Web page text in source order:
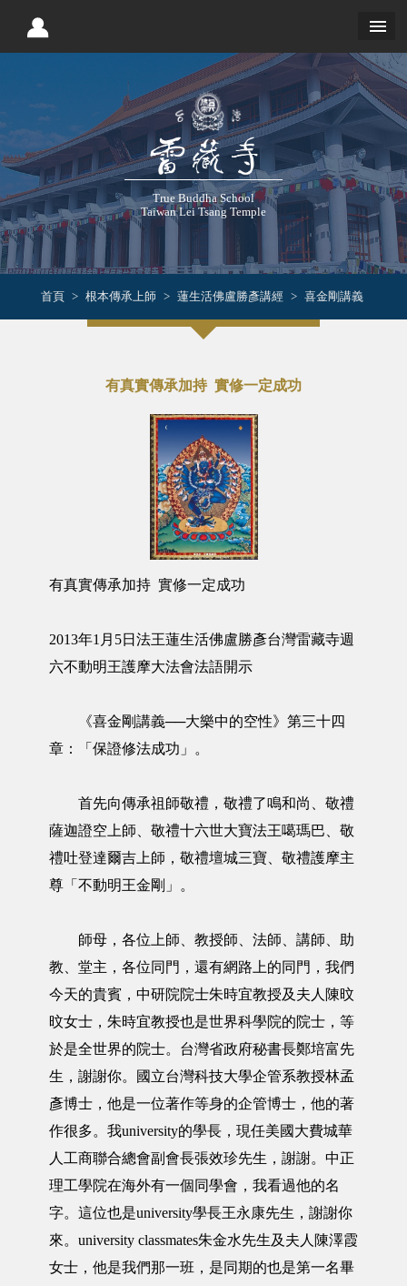
True Buddha School
Taiwan Lei Tsang Temple
首頁 根本傳承上師 蓮生活佛盧勝彥講經 喜金剛講義
有真實傳承加持 實修一定成功
有真實傳承加持 實修一定成功
2013年1月5日法王蓮生活佛盧勝彥台灣雷藏寺週
六不動明王護摩大法會法語開示
《喜金剛講義──大樂中的空性》第三十四
章：「保證修法成功」。
首先向傳承祖師敬禮，敬禮了鳴和尚、敬禮
薩迦證空上師、敬禮十六世大寶法王噶瑪巴、敬
禮吐登達爾吉上師，敬禮壇城三寶、敬禮護摩主
尊「不動明王金剛」。
師母，各位上師、教授師、法師、講師、助
教、堂主，各位同門，還有網路上的同門，我們
今天的貴賓，中研院院士朱時宜教授及夫人陳旼
旼女士，朱時宜教授也是世界科學院的院士，等
於是全世界的院士。台灣省政府秘書長鄭培富先
生，謝謝你。國立台灣科技大學企管系教授林孟
彥博士，他是一位著作等身的企管博士，他的著
作很多。我university的學長，現任美國大費城華
人工商聯合總會副會長張效珍先生，謝謝。中正
理工學院在海外有一個同學會，我看過他的名
字。這位也是university學長王永康先生，謝謝你
來。university classmates朱金水先生及夫人陳澤霞
女士，他是我們那一班，是同期的也是第一名畢